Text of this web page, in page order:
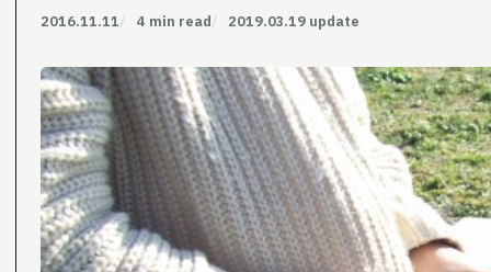
2016.11.11 4 min read 2019.03.19 update